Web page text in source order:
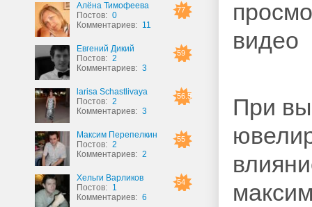
77
Алёна Тимофеева
Постов: 0
Комментариев: 11
59
Евгений Дикий
Постов: 2
Комментариев: 3
56.5
larisa Schastlivaya
Постов: 2
Комментариев: 3
55
Максим Перепелкин
Постов: 2
Комментариев: 2
54
Хельги Варликов
Постов: 1
Комментариев: 6
При